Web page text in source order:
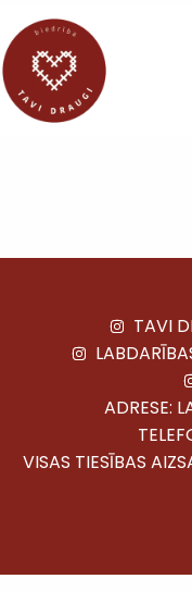
TAVI
ADRESE:
VISAS TIESĪBAS